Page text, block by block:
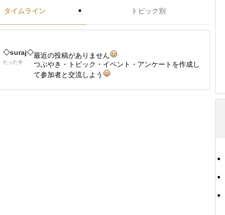
タイムライン トピック別
◇suraj◇
たった今
最近の投稿がありません
つぶやき・トピック・イベント・アンケートを作成し
て参加者と交流しよう